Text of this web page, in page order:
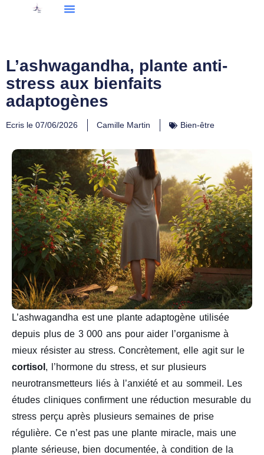
L’ashwagandha, plante anti-
stress aux bienfaits
adaptogènes
Ecris le 07/06/2026 Camille Martin Bien-être
L’ashwagandha est une plante adaptogène utilisée
depuis plus de 3 000 ans pour aider l’organisme à
mieux résister au stress. Concrètement, elle agit sur le
cortisol , l’hormone du stress, et sur plusieurs
neurotransmetteurs liés à l’anxiété et au sommeil. Les
études cliniques confirment une réduction mesurable du
stress perçu après plusieurs semaines de prise
régulière. Ce n’est pas une plante miracle, mais une
plante sérieuse, bien documentée, à condition de la